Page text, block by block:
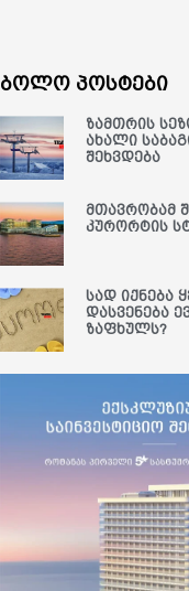
ბოლო პოსტები
ზამთრის
ახალი
შეხვდება
მთავრობამ
კურორტის
სად იქნება
დასვენება
ზაფხულს?